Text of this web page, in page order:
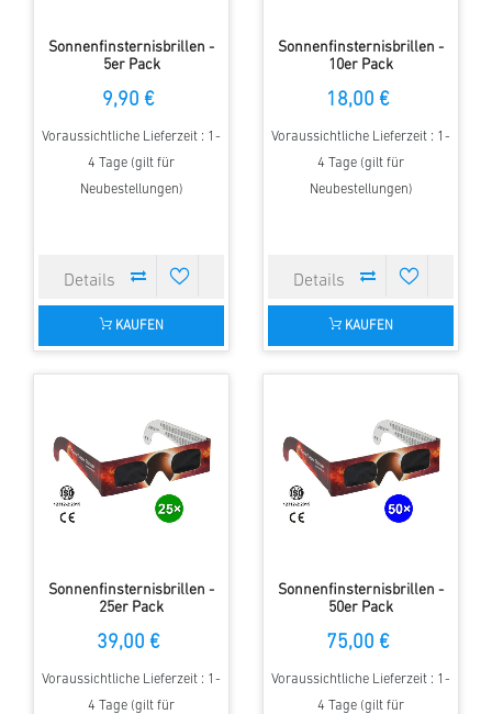
Sonnenfinsternisbrillen -
5er Pack
9,90 €
Voraussichtliche Lieferzeit : 1-
4 Tage (gilt für
Neubestellungen)
KAUFEN
Sonnenfinsternisbrillen -
10er Pack
18,00 €
Voraussichtliche Lieferzeit : 1-
4 Tage (gilt für
Neubestellungen)
KAUFEN
Sonnenfinsternisbrillen -
25er Pack
39,00 €
Voraussichtliche Lieferzeit : 1-
4 Tage (gilt für
Sonnenfinsternisbrillen -
50er Pack
75,00 €
Voraussichtliche Lieferzeit : 1-
4 Tage (gilt für